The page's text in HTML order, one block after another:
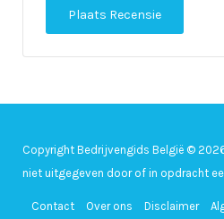
Copyright Bedrijvengids België ©
niet uitgegeven door of in opdracht
Contact Over ons Disclaimer